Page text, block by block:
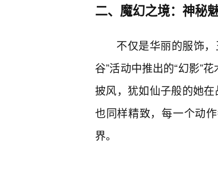
二、魔幻之境：神秘
不仅是华丽的服饰
谷”活动中推出的“幻影”
披风，犹如仙子般的她
也同样精致，每一个动
界。